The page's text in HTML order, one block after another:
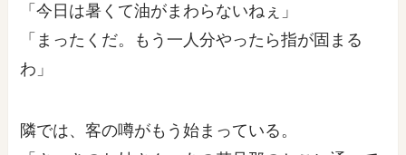
「今日は暑くて油がまわらないねぇ」
「まったくだ。もう一人分やったら指が固まる
わ」
隣では、客の噂がもう始まっている。